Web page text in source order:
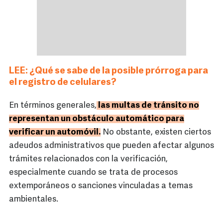
LEE: ¿Qué se sabe de la posible prórroga para
el registro de celulares?
En términos generales, las multas de tránsito no
representan un obstáculo automático para
verificar un automóvil. No obstante, existen ciertos
adeudos administrativos que pueden afectar algunos
trámites relacionados con la verificación,
especialmente cuando se trata de procesos
extemporáneos o sanciones vinculadas a temas
ambientales.